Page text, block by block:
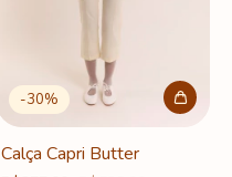
-30%
Calça Capri Butter